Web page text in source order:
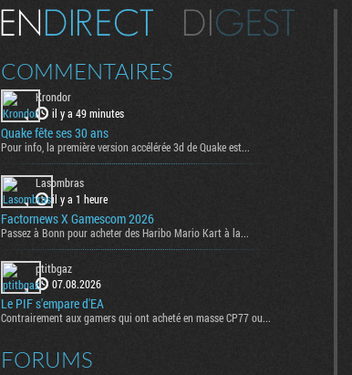
COMMENTAIRES
Krondor
il y a 49 minutes
Quake fête ses 30 ans
Pour info, la première version accélérée 3d de Quake est...
Lasombras
il y a 1 heure
Factornews X Gamescom 2026
Passez à Bonn pour acheter des Haribo Mario Kart à la...
ptitbgaz
07.08.2026
Le PIF s'empare d'EA
Contrairement aux gamers qui ont acheté en masse CP77 ou...
FORUMS